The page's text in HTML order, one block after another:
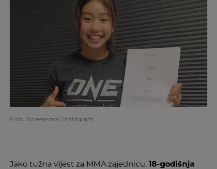
Foto: Screenshot/ Instagram
Jako tužna vijest za MMA zajednicu. 18-godišnja